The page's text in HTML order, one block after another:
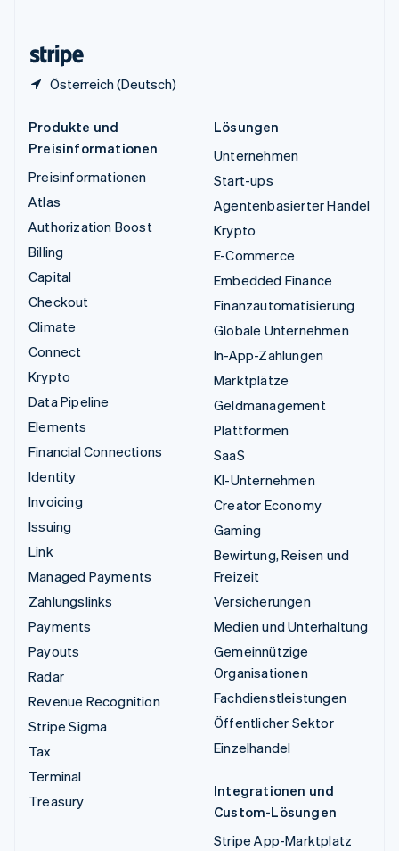
Österreich (Deutsch)
Produkte und
Preisinformationen
Preisinformationen
Atlas
Authorization Boost
Billing
Capital
Checkout
Climate
Connect
Krypto
Data Pipeline
Elements
Financial Connections
Identity
Invoicing
Issuing
Link
Managed Payments
Zahlungslinks
Payments
Payouts
Radar
Revenue Recognition
Stripe Sigma
Tax
Terminal
Treasury
Lösungen
Unternehmen
Start-ups
Agentenbasierter Handel
Krypto
E-Commerce
Embedded Finance
Finanzautomatisierung
Globale Unternehmen
In-App-Zahlungen
Marktplätze
Geldmanagement
Plattformen
SaaS
KI-Unternehmen
Creator Economy
Gaming
Bewirtung, Reisen und
Freizeit
Versicherungen
Medien und Unterhaltung
Gemeinnützige
Organisationen
Fachdienstleistungen
Öffentlicher Sektor
Einzelhandel
Integrationen und
Custom-Lösungen
Stripe App-Marktplatz